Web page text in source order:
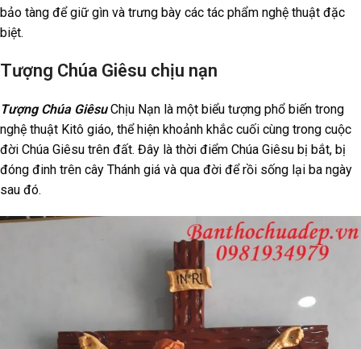
bảo tàng để giữ gìn và trưng bày các tác phẩm nghệ thuật đặc
biệt.
Tượng Chúa Giêsu chịu nạn
Tượng Chúa GiêsuChịu Nạn là một biểu tượng phổ biến trong
nghệ thuật Kitô giáo, thể hiện khoảnh khắc cuối cùng trong cuộc
đời Chúa Giêsu trên đất. Đây là thời điểm Chúa Giêsu bị bắt, bị
đóng đinh trên cây Thánh giá và qua đời để rồi sống lại ba ngày
sau đó.